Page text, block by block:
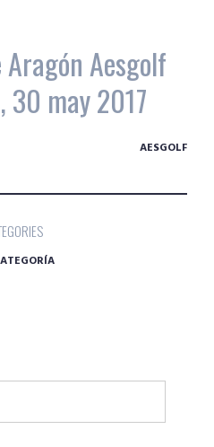
Aesgolf
30 may 2017
AESGOLF